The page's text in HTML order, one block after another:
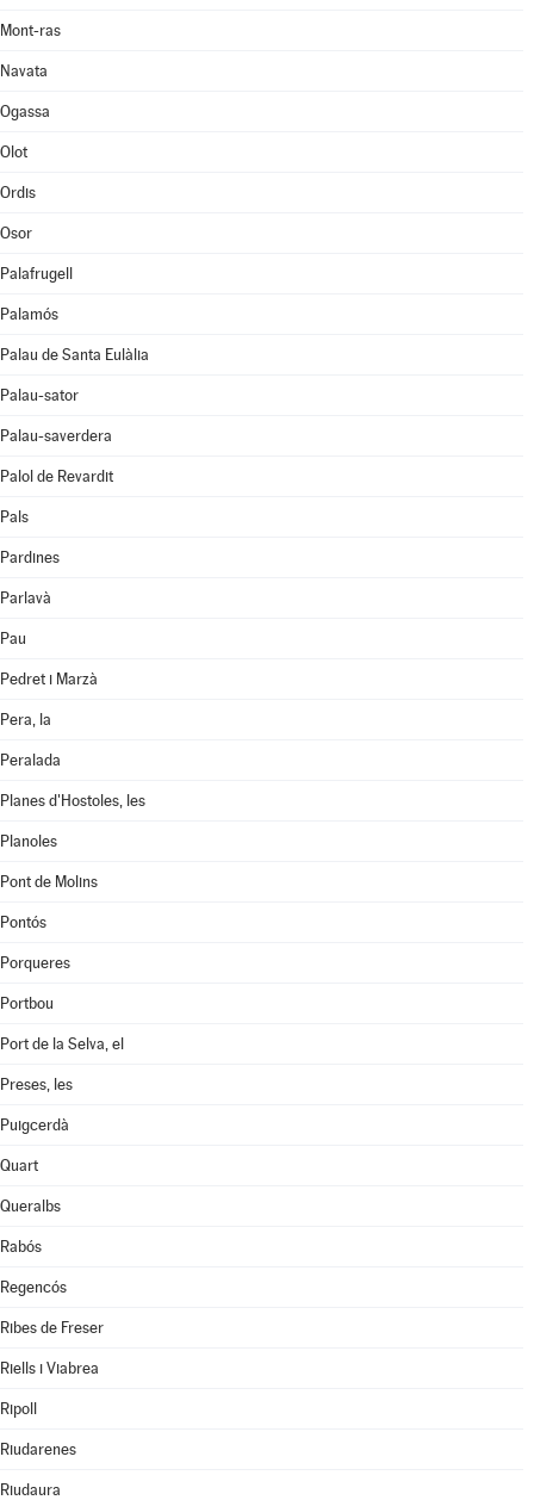
Mont-ras
Navata
Ogassa
Olot
Ordis
Osor
Palafrugell
Palamós
Palau de Santa Eulàlia
Palau-sator
Palau-saverdera
Palol de Revardit
Pals
Pardines
Parlavà
Pau
Pedret i Marzà
Pera, la
Peralada
Planes d'Hostoles, les
Planoles
Pont de Molins
Pontós
Porqueres
Portbou
Port de la Selva, el
Preses, les
Puigcerdà
Quart
Queralbs
Rabós
Regencós
Ribes de Freser
Riells i Viabrea
Ripoll
Riudarenes
Riudaura